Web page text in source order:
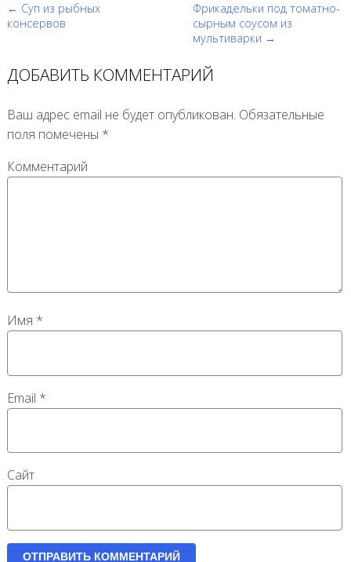
← Суп из рыбных
консервов
Фрикадельки под томатно-
сырным соусом из
мультиварки →
ДОБАВИТЬ КОММЕНТАРИЙ
Ваш адрес email не будет опубликован. Обязательные
поля помечены *
Комментарий
Имя *
Email *
Сайт